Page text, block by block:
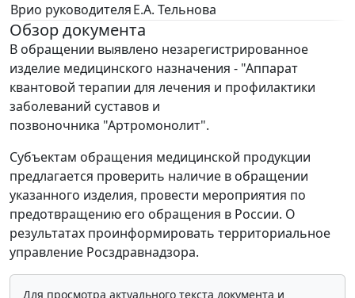
Врио руководителяЕ.А. Тельнова
Обзор документа
В обращении выявлено незарегистрированное
изделие медицинского назначения - "Аппарат
квантовой терапии для лечения и профилактики
заболеваний суставов и
позвоночника "Артромонолит".
Субъектам обращения медицинской продукции
предлагается проверить наличие в обращении
указанного изделия, провести мероприятия по
предотвращению его обращения в России. О
результатах проинформировать территориальное
управление Росздравнадзора.
Для просмотра актуального текста документа и